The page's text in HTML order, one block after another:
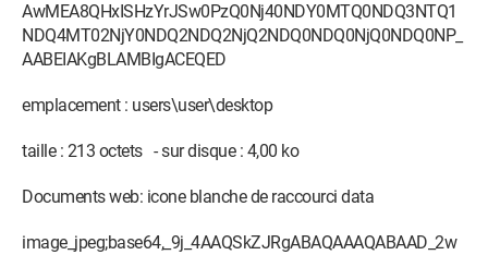
AwMEA8QHxISHzYrJSw0PzQ0Nj40NDY0MTQ0NDQ3NTQ1
NDQ4MT02NjY0NDQ2NDQ2NjQ2NDQ0NDQ0NjQ0NDQ0NP_
AABEIAKgBLAMBIgACEQED
emplacement : users\user\desktop
taille : 213 octets - sur disque : 4,00 ko
Documents web: icone blanche de raccourci data
image_jpeg;base64,_9j_4AAQSkZJRgABAQAAAQABAAD_2w